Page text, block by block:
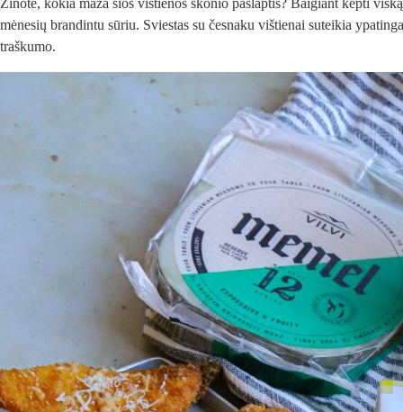
mėnesių brandintu sūriu. Sviestas su česnaku vištienai suteikia
traškumo.